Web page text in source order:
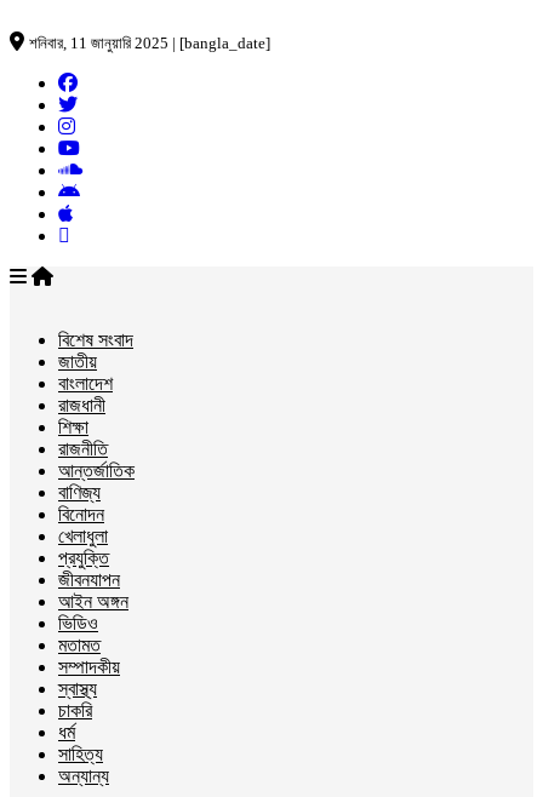
শনিবার, 11 জানুয়ারি 2025 | [bangla_date]
বিশেষ সংবাদ
জাতীয়
বাংলাদেশ
রাজধানী
শিক্ষা
রাজনীতি
আন্তর্জাতিক
বাণিজ্য
বিনোদন
খেলাধুলা
প্রযুক্তি
জীবনযাপন
আইন অঙ্গন
ভিডিও
মতামত
সম্পাদকীয়
স্বাস্থ্য
চাকরি
ধর্ম
সাহিত্য
অন্যান্য